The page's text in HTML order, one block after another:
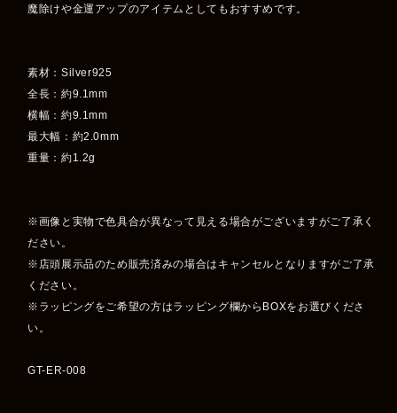
魔除けや金運アップのアイテムとしてもおすすめです。
素材：Silver925
全長：約9.1mm
横幅：約9.1mm
最大幅：約2.0mm
重量：約1.2g
※画像と実物で色具合が異なって見える場合がございますがご了承く
ださい。
※店頭展示品のため販売済みの場合はキャンセルとなりますがご了承
ください。
※ラッピングをご希望の方はラッピング欄からBOXをお選びくださ
い。
GT-ER-008